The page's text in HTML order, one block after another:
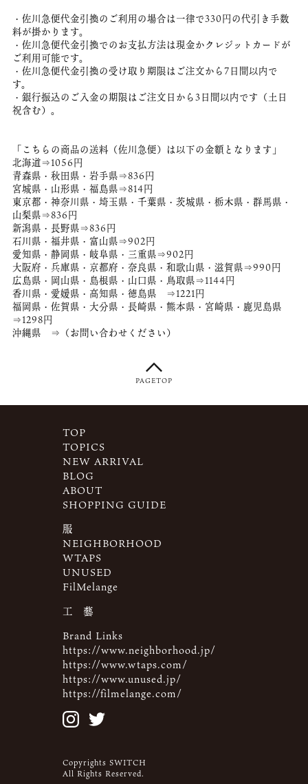
・佐川急便代金引換のご利用の場合は一律で330円の代引き手数
料が掛かります。
・佐川急便代金引換でのお支払方法は現金かクレジットカードが
ご利用可能です。
・佐川急便代金引換の受け取り期限はご注文から7日間以内で
す。
・銀行振込のご入金の期限はご注文日から3日間以内です（土日
祝含む）。
「こちらの商品の送料（佐川急便）は以下の金額となります」
北海道⇒1056円
青森県・秋田県・岩手県⇒836円
宮城県・山形県・福島県⇒814円
東京都・神奈川県・埼玉県・千葉県・茨城県・栃木県・群馬県・
山梨県⇒836円
新潟県・長野県⇒836円
石川県・福井県・富山県⇒902円
愛知県・静岡県・岐阜県・三重県⇒902円
大阪府・兵庫県・京都府・奈良県・和歌山県・滋賀県⇒990円
広島県・岡山県・島根県・山口県・鳥取県⇒1144円
香川県・愛媛県・高知県・徳島県 ⇒1221円
福岡県・佐賀県・大分県・長崎県・熊本県・宮崎県・鹿児島県
⇒1298円
沖縄県 ⇒（お問い合わせください）
PAGETOP
TOP
TOPICS
NEW ARRIVAL
BLOG
ABOUT
SHOPPING GUIDE
服
NEIGHBORHOOD
WTAPS
UNUSED
FilMelange
工 藝
Brand Links
https://www.neighborhood.jp/
https://www.wtaps.com/
https://www.unused.jp/
https://filmelange.com/
Copyrights SWITCH
All Rights Reserved.